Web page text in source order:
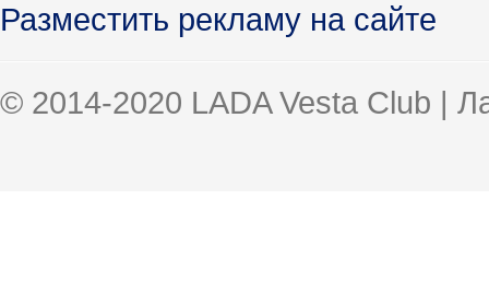
Разместить рекламу на сайте
© 2014-2020 LADA Vesta Club |